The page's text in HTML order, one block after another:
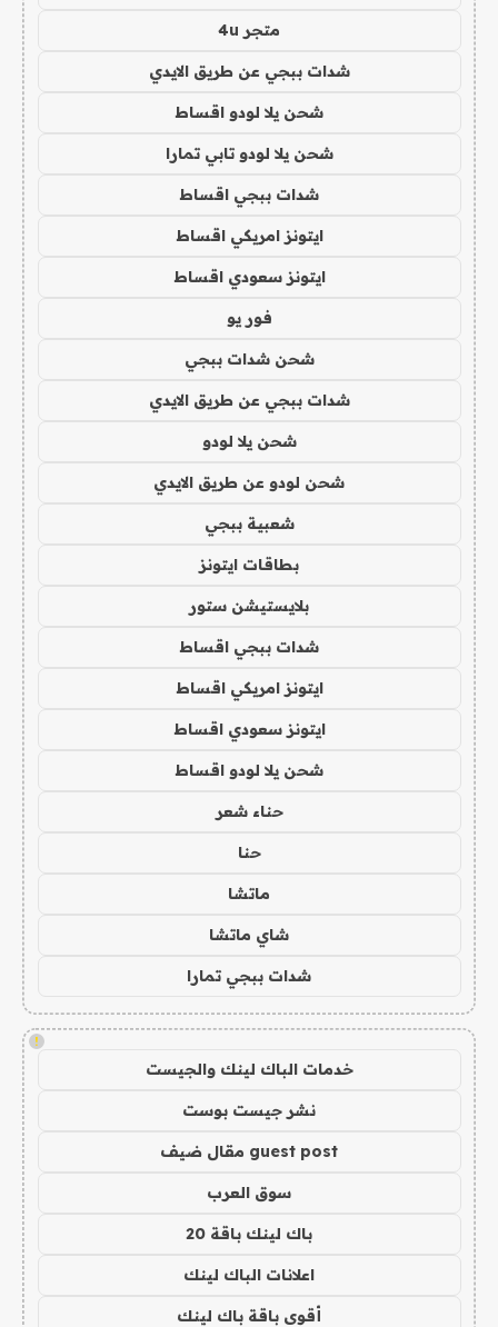
متجر 4u
شدات ببجي عن طريق الايدي
شحن يلا لودو اقساط
شحن يلا لودو تابي تمارا
شدات ببجي اقساط
ايتونز امريكي اقساط
ايتونز سعودي اقساط
فور يو
شحن شدات ببجي
شدات ببجي عن طريق الايدي
شحن يلا لودو
شحن لودو عن طريق الايدي
شعبية ببجي
بطاقات ايتونز
بلايستيشن ستور
شدات ببجي اقساط
ايتونز امريكي اقساط
ايتونز سعودي اقساط
شحن يلا لودو اقساط
حناء شعر
حنا
ماتشا
شاي ماتشا
شدات ببجي تمارا
!
خدمات الباك لينك والجيست
نشر جيست بوست
guest post مقال ضيف
سوق العرب
باك لينك باقة 20
اعلانات الباك لينك
أقوى باقة باك لينك